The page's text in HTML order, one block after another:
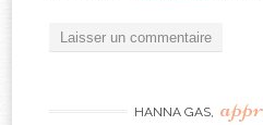
HANNA GAS,